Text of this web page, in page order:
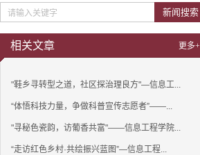
新闻搜索
相关文章 更多+
"鞋乡寻转型之道，社区探治理良方"—信息工...
“体悟科技力量，争做科普宣传志愿者”——...
"寻秘色瓷韵，访葡香共富"——信息工程学院...
“走访红色乡村·共绘振兴蓝图”—信息工程...